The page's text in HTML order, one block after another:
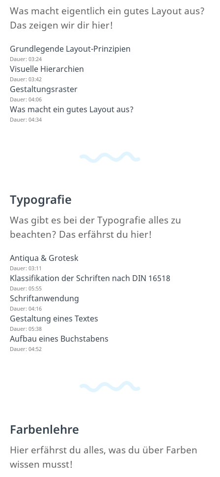
Was macht eigentlich ein gutes Layout aus?
Das zeigen wir dir hier!
Grundlegende Layout-Prinzipien
Dauer: 03:24
Visuelle Hierarchien
Dauer: 03:42
Gestaltungsraster
Dauer: 04:06
Was macht ein gutes Layout aus?
Dauer: 04:34
Typografie
Was gibt es bei der Typografie alles zu
beachten? Das erfährst du hier!
Antiqua & Grotesk
Dauer: 03:11
Klassifikation der Schriften nach DIN 16518
Dauer: 05:55
Schriftanwendung
Dauer: 04:16
Gestaltung eines Textes
Dauer: 05:38
Aufbau eines Buchstabens
Dauer: 04:52
Farbenlehre
Hier erfährst du alles, was du über Farben
wissen musst!